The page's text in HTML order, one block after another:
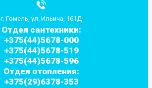
г. Гомель, ул. Ильича, 161Д
Отдел сантехники:
+375(44)5678-000
+375(44)5678-519
+375(44)5678-596
Отдел отопления:
+375(29)6378-353